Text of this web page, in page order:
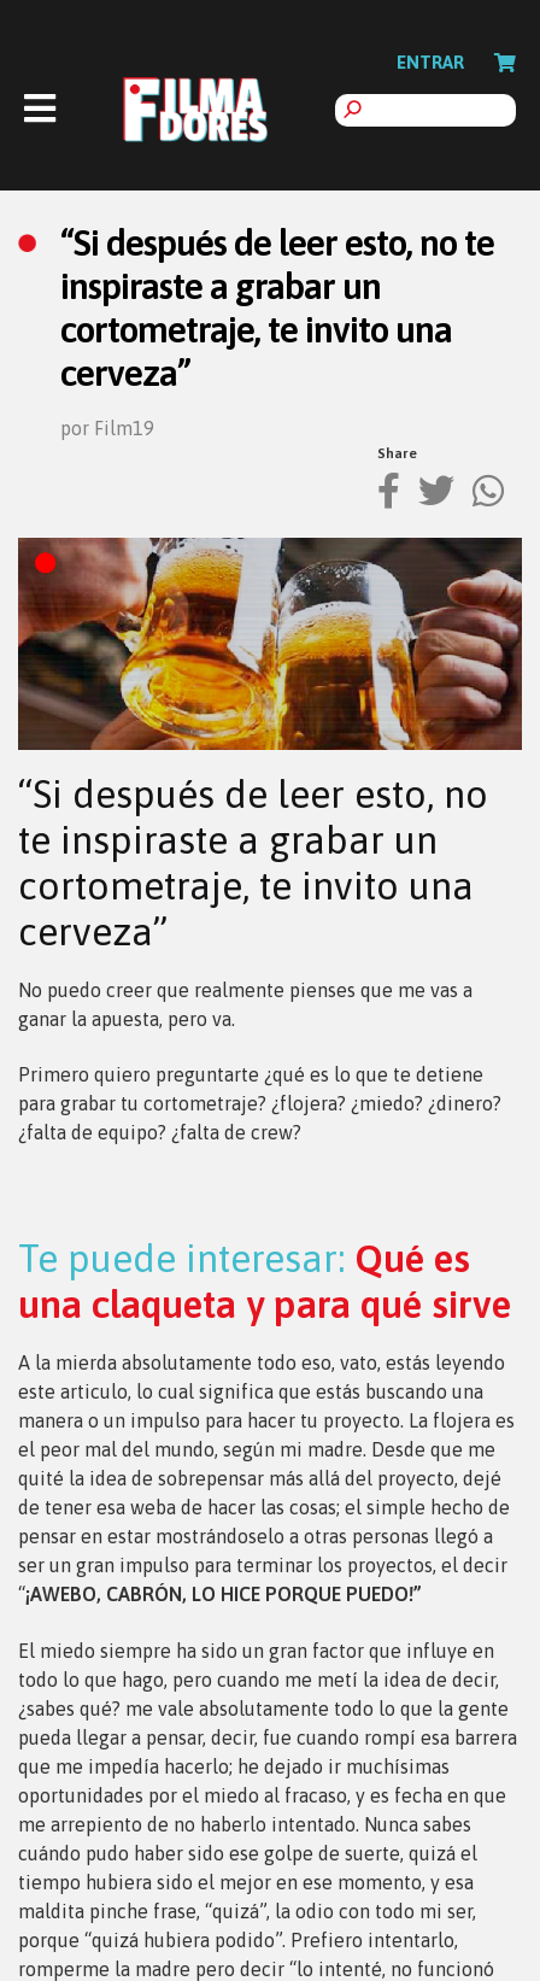
ENTRAR
“Si después de leer esto, no te
inspiraste a grabar un
cortometraje, te invito una
cerveza”
por Film19
Share
“Si después de leer esto, no
te inspiraste a grabar un
cortometraje, te invito una
cerveza”
No puedo creer que realmente pienses que me vas a
ganar la apuesta, pero va.
Primero quiero preguntarte ¿qué es lo que te detiene
para grabar tu cortometraje? ¿flojera? ¿miedo? ¿dinero?
¿falta de equipo? ¿falta de crew?
Te puede interesar: Qué es
una claqueta y para qué sirve
A la mierda absolutamente todo eso, vato, estás leyendo
este articulo, lo cual significa que estás buscando una
manera o un impulso para hacer tu proyecto. La flojera es
el peor mal del mundo, según mi madre. Desde que me
quité la idea de sobrepensar más allá del proyecto, dejé
de tener esa weba de hacer las cosas; el simple hecho de
pensar en estar mostrándoselo a otras personas llegó a
ser un gran impulso para terminar los proyectos, el decir
“¡AWEBO, CABRÓN, LO HICE PORQUE PUEDO!”
El miedo siempre ha sido un gran factor que influye en
todo lo que hago, pero cuando me metí la idea de decir,
¿sabes qué? me vale absolutamente todo lo que la gente
pueda llegar a pensar, decir, fue cuando rompí esa barrera
que me impedía hacerlo; he dejado ir muchísimas
oportunidades por el miedo al fracaso, y es fecha en que
me arrepiento de no haberlo intentado. Nunca sabes
cuándo pudo haber sido ese golpe de suerte, quizá el
tiempo hubiera sido el mejor en ese momento, y esa
maldita pinche frase, “quizá”, la odio con todo mi ser,
porque “quizá hubiera podido”. Prefiero intentarlo,
romperme la madre pero decir “lo intenté, no funcionó